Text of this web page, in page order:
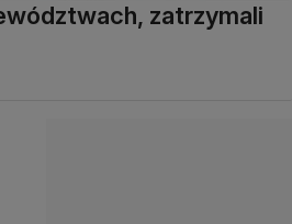
zatrzymali